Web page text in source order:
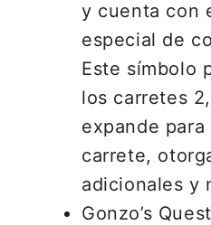
y cuenta con
especial de
Este símbolo
los carretes
expande
carrete,
adicionales y
Gonzo’s